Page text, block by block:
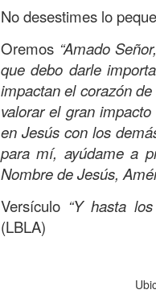
No desestimes lo
Oremos “Amado
que debo darle
impactan el corazón
valorar el gran
en Jesús con los
para mí, ayúdame a
Nombre de Jesús,
Versículo “Y hasta
(LBLA)
Etiquetas:biblia CRISTO
JCQPASTOR